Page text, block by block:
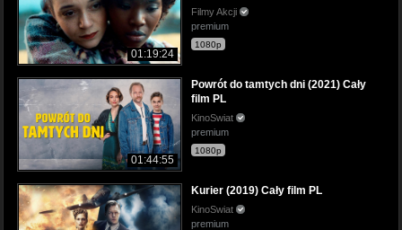
01:19:24
Filmy Akcji
premium
1080p
01:44:55
Powrót do tamtych dni (2021) Cały
film PL
KinoSwiat
premium
1080p
Kurier (2019) Cały film PL
KinoSwiat
premium